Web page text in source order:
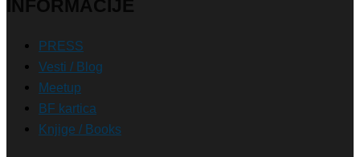
INFORMACIJE
PRESS
Vesti / Blog
Meetup
BF kartica
Knjige / Books